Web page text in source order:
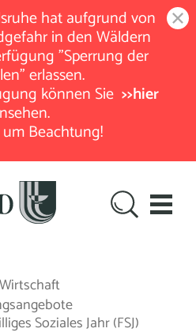
hat aufgrund von
in den Wäldern
"Sperrung der
erlassen.
können Sie >>hier
Beachtung!
Soziales Jahr (FSJ)